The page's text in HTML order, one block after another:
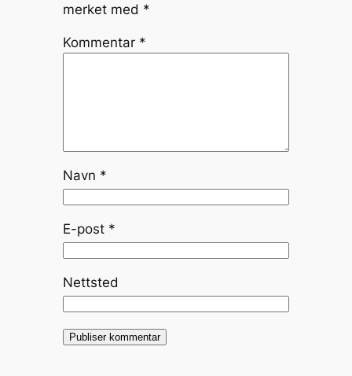
merket med *
Kommentar *
Navn *
E-post *
Nettsted